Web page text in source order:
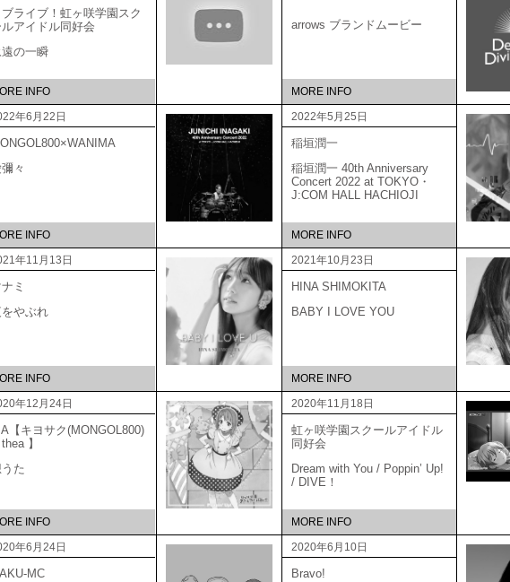
ブライブ！虹ヶ咲学園スク
ルアイドル同好会
の一瞬
INFO
arrows ブランドムービー
MORE INFO
年6月22日
々
INFO
2022年5月25日
稲垣潤一
稲垣潤一 40th Anniversary
Concert 2022 at TOKYO・
J:COM HALL HACHIOJI
MORE INFO
年11月13日
ミ
やぶれ
INFO
2021年10月23日
HINA SHIMOKITA
BABY I LOVE YOU
MORE INFO
年12月24日
【キヨサク(MONGOL800)
】
た
INFO
2020年11月18日
虹ヶ咲学園スクールアイドル
同好会
Dream with You / Poppin’ Up!
/ DIVE！
MORE INFO
年6月24日
MC
2020年6月10日
Bravo!